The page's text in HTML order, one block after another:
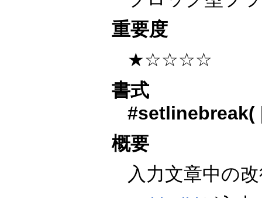
重要度
★☆☆☆☆
書式
#setlinebreak(
概要
入力文章中の